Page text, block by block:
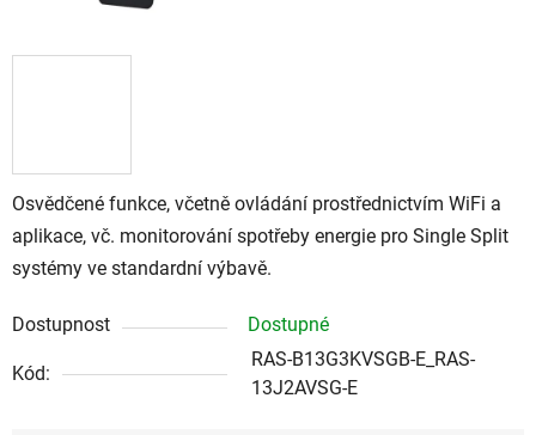
Osvědčené funkce, včetně ovládání prostřednictvím WiFi a
aplikace, vč. monitorování spotřeby energie pro Single Split
systémy ve standardní výbavě.
Dostupnost Dostupné
Kód:
RAS-B13G3KVSGB-E_RAS-
13J2AVSG-E